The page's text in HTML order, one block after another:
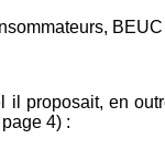
BEUC
il proposait, en
4) :